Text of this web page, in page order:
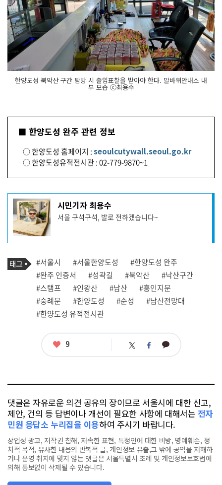
한양도성 북악산 구간 탐방 시 출입표찰을 받아야 한다. 말바위안내소 내
부 모습 ⓒ최용수
■ 한양도성 완주 관련 정보
○ 한양도성 홈페이지 :seoulcutywall.seoul.go.kr
○ 한양도성유적전시관 : 02-779-9870~1
기
사
작
성
자
프
필
시민기자 최용수
서울 구석구석, 발로 전하겠습니다~
기
사
관
련
태
그
태
그
#서울시 #서울한양도성
#한양도성 완주
#완주 인증서
#성곽길 #북악산
#낙산구간
#스탬프
#인왕산 #남산
#흥인지문
#숭례문
#한양도성 #순성
#남산전망대
#한양도성 유적전시관
좋
9 트 페 카
댓글은 자유로운 의견 공유의 장이므로 서울시에 대한 신고,
제안, 건의 등 답변이나 개선이 필요한 사항에 대해서는 전자
민원 응답소 누리집을 이용하여 주시기 바랍니다.
상업성 광고, 저작권 침해, 저속한 표현, 특정인에 대한 비방, 명예훼손, 정
치적 목적, 유사한 내용의 반복적 글, 개인정보 유출,그 밖에 공익을 저해하
거나 운영 취지에 맞지 않는 댓글은 서울특별시 조례 및 개인정보보호법에
의해 통보없이 삭제될 수 있습니다.